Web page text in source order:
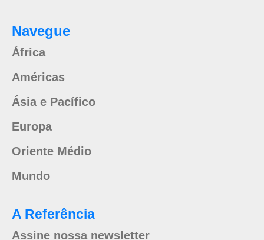
Navegue
África
Américas
Ásia e Pacífico
Europa
Oriente Médio
Mundo
A Referência
Assine nossa newsletter